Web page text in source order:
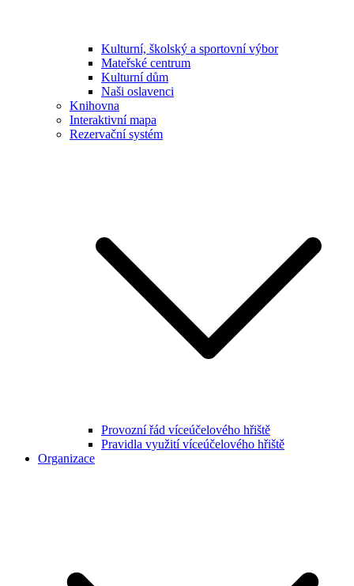
Kulturní, školský a sportovní výbor
Mateřské centrum
Kulturní dům
Naši oslavenci
Knihovna
Interaktivní mapa
Rezervační systém
Provozní řád víceúčelového hřiště
Pravidla využití víceúčelového hřiště
Organizace